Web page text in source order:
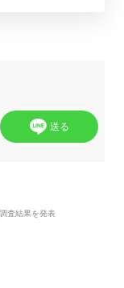
送る
査結果を発表